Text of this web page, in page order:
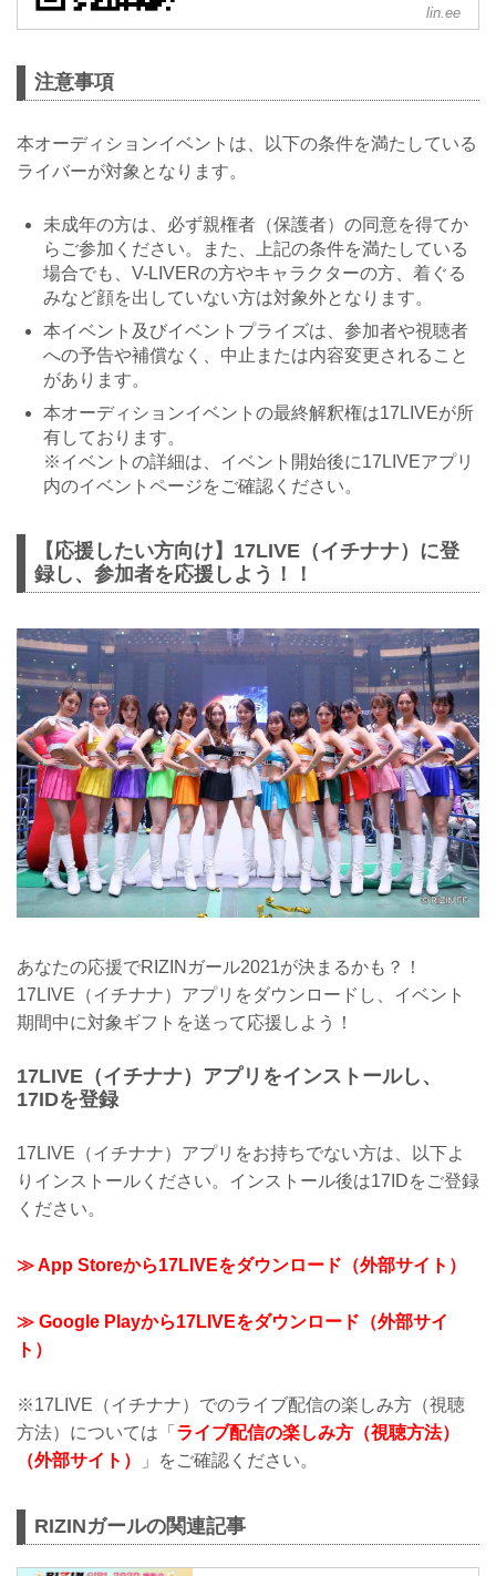
lin.ee
注意事項
本オーディションイベントは、以下の条件を満たしている
ライバーが対象となります。
未成年の方は、必ず親権者（保護者）の同意を得てか
らご参加ください。また、上記の条件を満たしている
場合でも、V-LIVERの方やキャラクターの方、着ぐる
みなど顔を出していない方は対象外となります。
本イベント及びイベントプライズは、参加者や視聴者
への予告や補償なく、中止または内容変更されること
があります。
本オーディションイベントの最終解釈権は17LIVEが所
有しております。
※イベントの詳細は、イベント開始後に17LIVEアプリ
内のイベントページをご確認ください。
【応援したい方向け】17LIVE（イチナナ）に登
録し、参加者を応援しよう！！
あなたの応援でRIZINガール2021が決まるかも？！
17LIVE（イチナナ）アプリをダウンロードし、イベント
期間中に対象ギフトを送って応援しよう！
17LIVE（イチナナ）アプリをインストールし、
17IDを登録
17LIVE（イチナナ）アプリをお持ちでない方は、以下よ
りインストールください。インストール後は17IDをご登録
ください。
≫ App Storeから17LIVEをダウンロード（外部サイト）
≫ Google Playから17LIVEをダウンロード（外部サイ
ト）
※17LIVE（イチナナ）でのライブ配信の楽しみ方（視聴
方法）については「 ライブ配信の楽しみ方（視聴方法）
（外部サイト）
」をご確認ください。
RIZINガールの関連記事